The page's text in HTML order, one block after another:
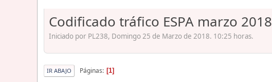
Codificado tráfico ESPA marzo 2018
Iniciado por PL238, Domingo 25 de Marzo de 2018. 10:25 horas.
IR ABAJO Páginas 1